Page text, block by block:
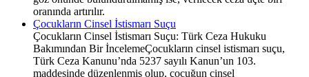
oranında artırılır.
Çocukların Cinsel İstismarı Suçu
Çocukların Cinsel İstismarı Suçu: Türk Ceza Hukuku
Bakımından Bir İncelemeÇocukların cinsel istismarı suçu,
Türk Ceza Kanunu’nda 5237 sayılı Kanun’un 103.
maddesinde düzenlenmiş olup, çocuğun cinsel